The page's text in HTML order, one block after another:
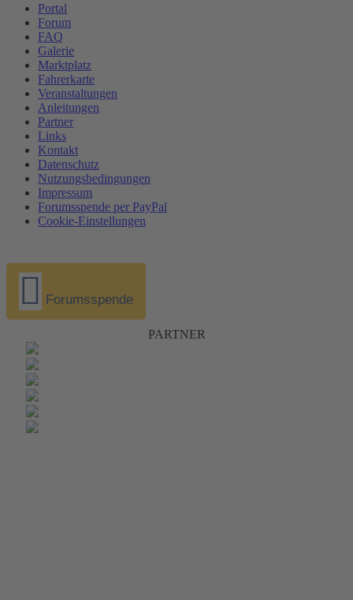
Portal
Forum
FAQ
Galerie
Marktplatz
Fahrerkarte
Veranstaltungen
Anleitungen
Partner
Links
Kontakt
Datenschutz
Nutzungsbedingungen
Impressum
Forumsspende per PayPal
Cookie-Einstellungen
Forumsspende
PARTNER